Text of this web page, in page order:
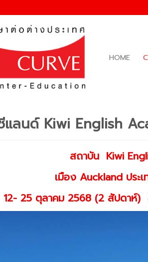
HOME
แลนด์ Kiwi English
สถาบัน Kiwi
เมือง Auckland ประเ
12- 25 ตุลาคม 2568 (2 สัปดาห์)